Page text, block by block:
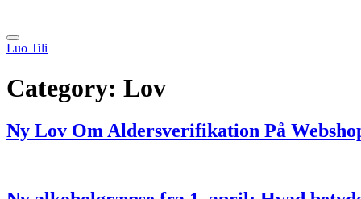
Luo Tili
Category: Lov
Ny Lov Om Aldersverifikation På